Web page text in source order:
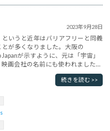
2023年9月28日
というと近年はバリアフリーと同義
が多くなりました。大阪の
Japanが示すように、元は「宇宙」
映画会社の名前にも使われました。
ズムの影響もあって、ミスユニバー
話題があまりでなくなりましたが、
り、美女コンテストが盛んにな
･･･
続きを読む >>